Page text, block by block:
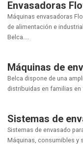
Envasadoras
Máquinas envasadoras
de alimentación e
Belca....
Máquinas de
Belca dispone de una
distribuidas en familias
Sistemas de
Sistemas de envasado
Máquinas, consumibles y